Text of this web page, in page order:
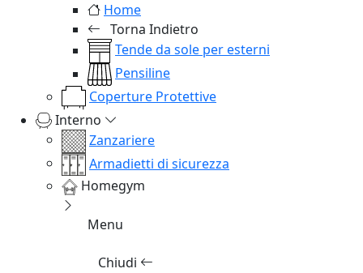
Home
Torna Indietro
Tende da sole per esterni
Pensiline
Coperture Protettive
Interno
Zanzariere
Armadietti di sicurezza
Homegym
Menu
Chiudi